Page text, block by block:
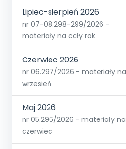
Lipiec-sierpień 2026
nr 07-08.298-299/2026 -
materiały na cały rok
Czerwiec 2026
nr 06.297/2026 - materiały na
wrzesień
Maj 2026
nr 05.296/2026 - materiały na
czerwiec